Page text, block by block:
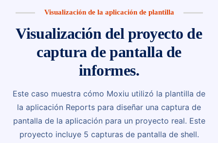
Visualización de la aplicación de plantilla
Visualización del proyecto de
captura de pantalla de
informes.
Este caso muestra cómo Moxiu utilizó la plantilla de
la aplicación Reports para diseñar una captura de
pantalla de la aplicación para un proyecto real. Este
proyecto incluye 5 capturas de pantalla de shell.